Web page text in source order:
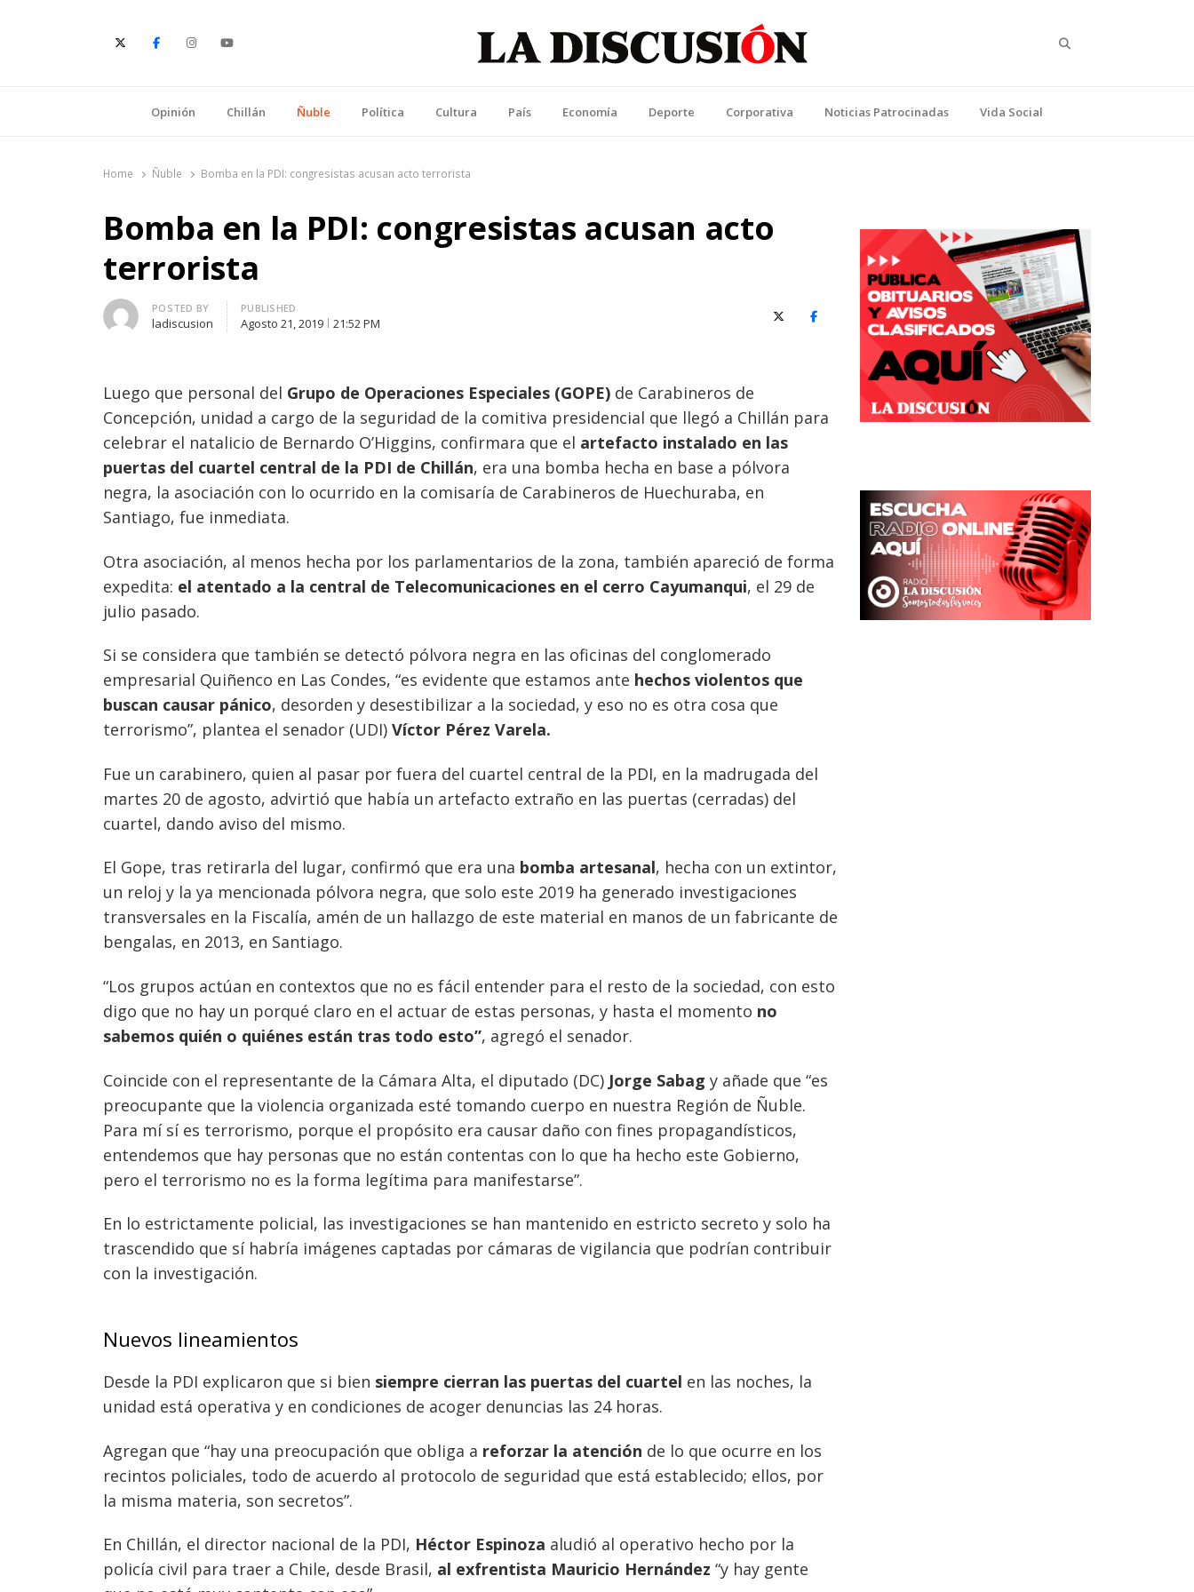
Opinión Chillán Ñuble Política Cultura País Economía Deporte Corporativa Noticias Patrocinadas Vida Social
Home Ñuble Bomba en la PDI: congresistas acusan acto terrorista
Bomba en la PDI: congresistas acusan acto
terrorista
Author
POSTED BY
ladiscusion
PUBLISHED
Agosto 21, 2019 21:52 PM X (Twitter)Facebook
Luego que personal del Grupo de Operaciones Especiales (GOPE) de Carabineros de
Concepción, unidad a cargo de la seguridad de la comitiva presidencial que llegó a Chillán para
celebrar el natalicio de Bernardo O’Higgins, confirmara que el artefacto instalado en las
puertas del cuartel central de la PDI de Chillán, era una bomba hecha en base a pólvora
negra, la asociación con lo ocurrido en la comisaría de Carabineros de Huechuraba, en
Santiago, fue inmediata.
Otra asociación, al menos hecha por los parlamentarios de la zona, también apareció de forma
expedita: el atentado a la central de Telecomunicaciones en el cerro Cayumanqui, el 29 de
julio pasado.
Si se considera que también se detectó pólvora negra en las oficinas del conglomerado
empresarial Quiñenco en Las Condes, “es evidente que estamos ante hechos violentos que
buscan causar pánico, desorden y desestibilizar a la sociedad, y eso no es otra cosa que
terrorismo”, plantea el senador (UDI) Víctor Pérez Varela.
Fue un carabinero, quien al pasar por fuera del cuartel central de la PDI, en la madrugada del
martes 20 de agosto, advirtió que había un artefacto extraño en las puertas (cerradas) del
cuartel, dando aviso del mismo.
El Gope, tras retirarla del lugar, confirmó que era una bomba artesanal, hecha con un extintor,
un reloj y la ya mencionada pólvora negra, que solo este 2019 ha generado investigaciones
transversales en la Fiscalía, amén de un hallazgo de este material en manos de un fabricante de
bengalas, en 2013, en Santiago.
“Los grupos actúan en contextos que no es fácil entender para el resto de la sociedad, con esto
digo que no hay un porqué claro en el actuar de estas personas, y hasta el momento no
sabemos quién o quiénes están tras todo esto”, agregó el senador.
Coincide con el representante de la Cámara Alta, el diputado (DC) Jorge Sabag y añade que “es
preocupante que la violencia organizada esté tomando cuerpo en nuestra Región de Ñuble.
Para mí sí es terrorismo, porque el propósito era causar daño con fines propagandísticos,
entendemos que hay personas que no están contentas con lo que ha hecho este Gobierno,
pero el terrorismo no es la forma legítima para manifestarse”.
En lo estrictamente policial, las investigaciones se han mantenido en estricto secreto y solo ha
trascendido que sí habría imágenes captadas por cámaras de vigilancia que podrían contribuir
con la investigación.
Nuevos lineamientos
Desde la PDI explicaron que si bien siempre cierran las puertas del cuartel en las noches, la
unidad está operativa y en condiciones de acoger denuncias las 24 horas.
Agregan que “hay una preocupación que obliga a reforzar la atención de lo que ocurre en los
recintos policiales, todo de acuerdo al protocolo de seguridad que está establecido; ellos, por
la misma materia, son secretos”.
En Chillán, el director nacional de la PDI, Héctor Espinoza aludió al operativo hecho por la
policía civil para traer a Chile, desde Brasil, al exfrentista Mauricio Hernández “y hay gente
Navegación